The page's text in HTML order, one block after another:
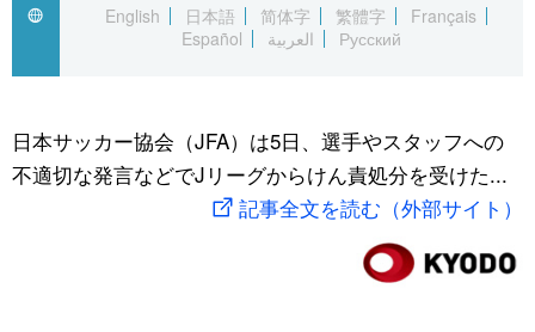
Русский
国際
文化
アーカイブ
Japan Data
動画/Live
スポーツ・東京2020
English
日本語 简体字 繁體字
Français
Español
العربية Русский
日本サッカー協会（JFA）は5日、選手やスタッフへの
不適切な発言などでJリーグからけん責処分を受けた...
記事全文を読む（外部サイト）